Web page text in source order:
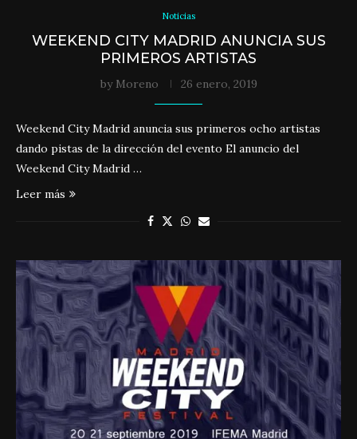
Noticias
WEEKEND CITY MADRID ANUNCIA SUS
PRIMEROS ARTISTAS
by Moreno 26 enero, 2019
Weekend City Madrid anuncia sus primeros ocho artistas
dando pistas de la dirección del evento El anuncio del
Weekend City Madrid …
Leer más